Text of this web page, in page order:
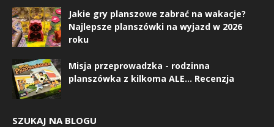
Jakie gry planszowe zabrać na wakacje?
Najlepsze planszówki na wyjazd w 2026
roku
Misja przeprowadzka - rodzinna
planszówka z kilkoma ALE... Recenzja
SZUKAJ NA BLOGU